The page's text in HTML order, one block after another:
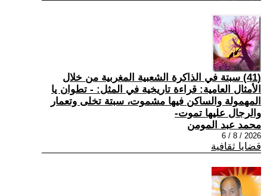
(41) سبتة في الذاكرة الشعبية المغربية من خلال
الأمثال العامية: قراءة تاريخية في المثل: - تطوان يا
المهمولة والساكن فيها مشموت، سبتة تخلى وتعمار
والرجال عليها تموت-
محمد عبد المومن
2026 / 8 / 6
قضايا ثقافية